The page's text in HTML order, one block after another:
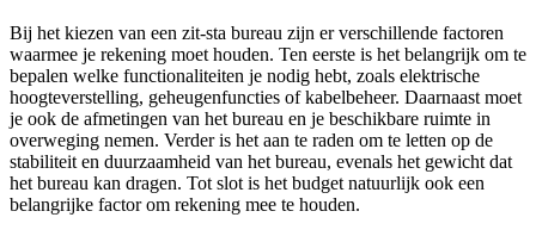
Bij het kiezen van een zit-sta bureau zijn er verschillende factoren
waarmee je rekening moet houden. Ten eerste is het belangrijk om te
bepalen welke functionaliteiten je nodig hebt, zoals elektrische
hoogteverstelling, geheugenfuncties of kabelbeheer. Daarnaast moet
je ook de afmetingen van het bureau en je beschikbare ruimte in
overweging nemen. Verder is het aan te raden om te letten op de
stabiliteit en duurzaamheid van het bureau, evenals het gewicht dat
het bureau kan dragen. Tot slot is het budget natuurlijk ook een
belangrijke factor om rekening mee te houden.